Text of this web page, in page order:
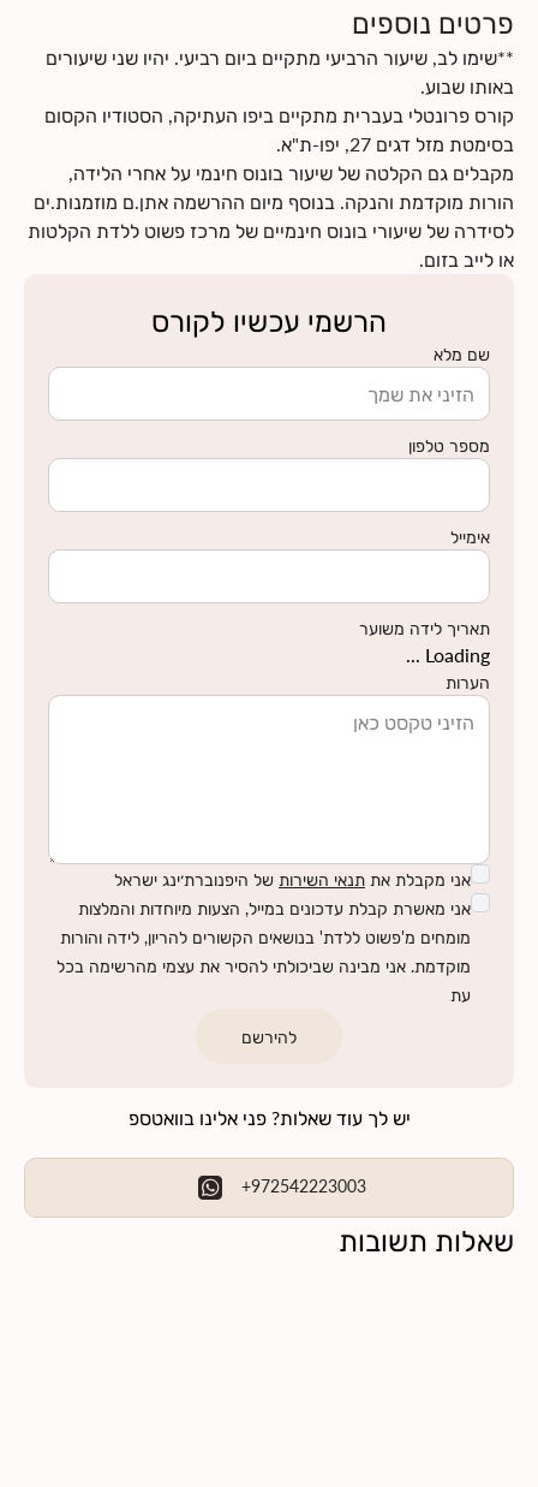
פרטים נוספים
**שימו לב, שיעור הרביעי מתקיים ביום רביעי. יהיו שני שיעורים
קורס פרונטלי בעברית מתקיים ביפו העתיקה, הסטודיו הקסום
מקבלים גם הקלטה של שיעור בונוס חינמי על אחרי הלידה,
הורות מוקדמת והנקה. בנוסף מיום ההרשמה אתן.ם מוזמנות.ים
לסידרה של שיעורי בונוס חינמיים של מרכז פשוט ללדת הקלטות
או לייב בזום.
הרשמי עכשיו לקורס
שם מלא
מספר טלפון
אימייל
תאריך לידה משוער
Loading ...
הערות
אני מקבלת את תנאי השירות של היפנוברת׳ינג ישראל
אני מאשרת קבלת עדכונים במייל, הצעות מיוחדות והמלצות
מומחים מ'פשוט ללדת' בנושאים הקשורים להריון, לידה והורות
מוקדמת. אני מבינה שביכולתי להסיר את עצמי מהרשימה בכל
עת
להירשם
יש לך עוד שאלות? פני אלינו בוואטספ
+972542223003
שאלות תשובות